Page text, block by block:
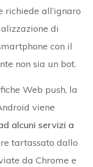
richiede all’ignaro
di
con il
non sia un bot.
Web push, la
viene
alcuni servizi a
tartassato dallo
da Chrome e